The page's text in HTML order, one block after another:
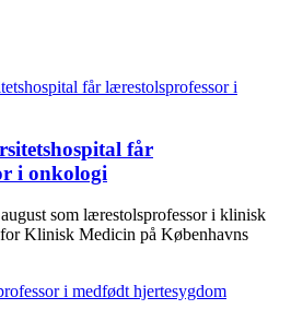
får
i onkologi
som lærestolsprofessor i klinisk
Klinisk Medicin på Københavns